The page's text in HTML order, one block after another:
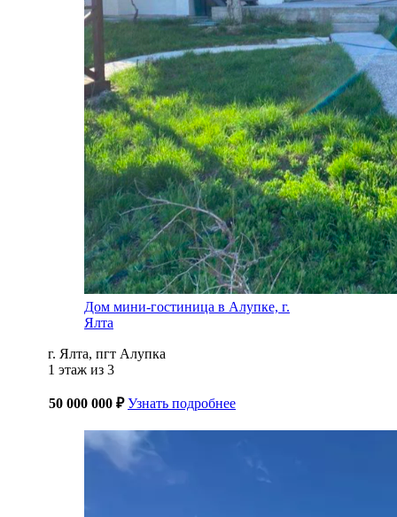
Дом мини-гостиница в Алупке, г.
Ялта
г. Ялта, пгт Алупка
1 этаж из 3
50 000 000 ₽ Узнать подробнее